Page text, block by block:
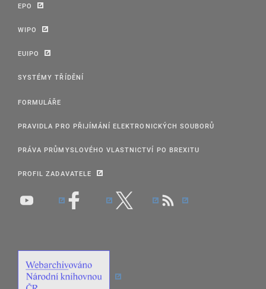
EPO
WIPO
EUIPO
SYSTÉMY TŘÍDĚNÍ
FORMULÁŘE
PRAVIDLA PRO PŘIJÍMÁNÍ ELEKTRONICKÝCH SOUBORŮ
PRÁVA PRŮMYSLOVÉHO VLASTNICTVÍ PO BREXITU
PROFIL ZADAVATELE